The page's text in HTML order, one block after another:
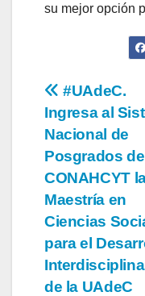
su mejor opción
de
entradas
#UAdeC.
Ingresa al
Nacional de
Posgrados de
CONAHCYT
Maestría en
Ciencias
para el
de la UAdeC